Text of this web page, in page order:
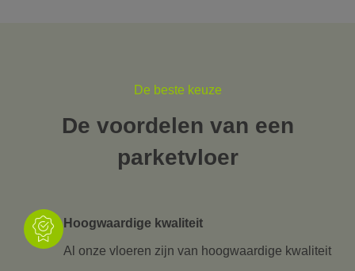
De beste keuze
De voordelen van een
parketvloer
Hoogwaardige kwaliteit
Al onze vloeren zijn van hoogwaardige kwaliteit